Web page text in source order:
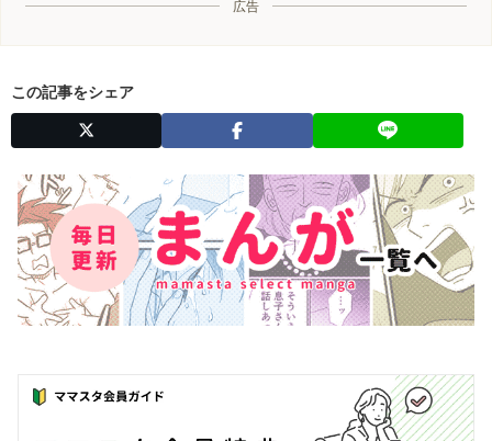
広告
この記事をシェア